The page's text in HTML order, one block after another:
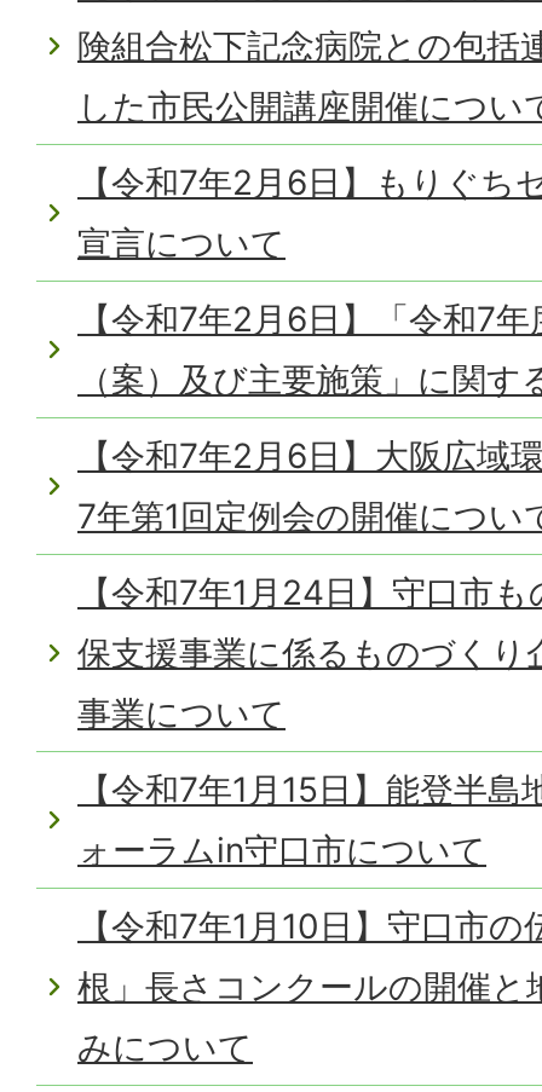
険組合松下記念病院との包括
した市民公開講座開催につい
【令和7年2月6日】もりぐち
宣言について
【令和7年2月6日】「令和7
（案）及び主要施策」に関
【令和7年2月6日】大阪広域
7年第1回定例会の開催につい
【令和7年1月24日】守口市
保支援事業に係るものづくり
事業について
【令和7年1月15日】能登半
ォーラムin守口市について
【令和7年1月10日】守口市
根」長さコンクールの開催と
みについて